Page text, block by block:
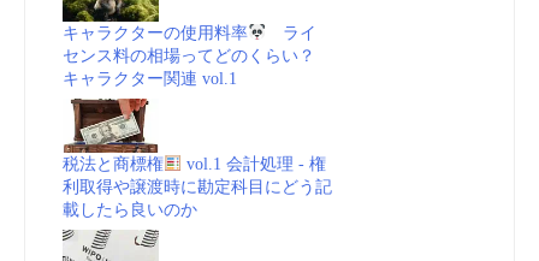
キャラクターの使用料率
ライ
センス料の相場ってどのくらい？
キャラクター関連 vol.1
税法と商標権
vol.1 会計処理 - 権
利取得や譲渡時に勘定科目にどう記
載したら良いのか